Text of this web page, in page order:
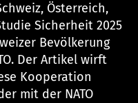
Österreich,
Sicherheit 2025
Bevölkerung
Der Artikel wirft
Kooperation
mit der NATO